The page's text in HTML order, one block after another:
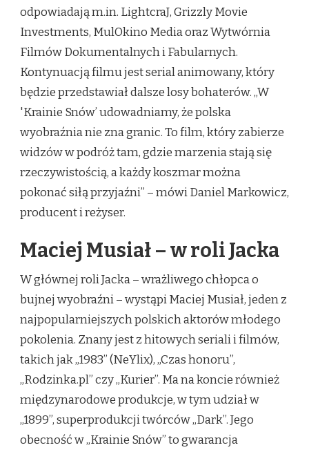
odpowiadają m.in. LightcraJ, Grizzly Movie
Investments, MulOkino Media oraz Wytwórnia
Filmów Dokumentalnych i Fabularnych.
Kontynuacją filmu jest serial animowany, który
będzie przedstawiał dalsze losy bohaterów. „W
'Krainie Snów’ udowadniamy, że polska
wyobraźnia nie zna granic. To film, który zabierze
widzów w podróż tam, gdzie marzenia stają się
rzeczywistością, a każdy koszmar można
pokonać siłą przyjaźni” – mówi Daniel Markowicz,
producent i reżyser.
Maciej Musiał – w roli Jacka
W głównej roli Jacka – wrażliwego chłopca o
bujnej wyobraźni – wystąpi Maciej Musiał, jeden z
najpopularniejszych polskich aktorów młodego
pokolenia. Znany jest z hitowych seriali i filmów,
takich jak „1983” (NeYlix), „Czas honoru”,
„Rodzinka.pl” czy „Kurier”. Ma na koncie również
międzynarodowe produkcje, w tym udział w
„1899”, superprodukcji twórców „Dark”. Jego
obecność w „Krainie Snów” to gwarancja